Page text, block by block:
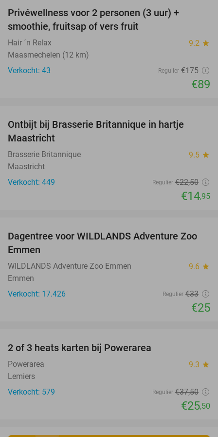
Privéwellness voor 2 personen (3 uur) +
smoothie, fruitsap of vers fruit
Hair ´n Relax 9.2 star
Maasmechelen (12 km)
Verkocht: 43
Regulier €175
€89
Ontbijt bij Brasserie Britannique in hartje
Maastricht
Brasserie Britannique 9.5 star
Maastricht
Verkocht: 449
Regulier €22,50
€14,95
24%
Dagentree voor WILDLANDS Adventure Zoo
Emmen
WILDLANDS Adventure Zoo Emmen 9.6 star
Emmen
Verkocht: 17.426
Regulier €33
€25
2 of 3 heats karten bij Powerarea
Powerarea 9.3 star
Lemiers
Verkocht: 579
Regulier €37,50
€25,50